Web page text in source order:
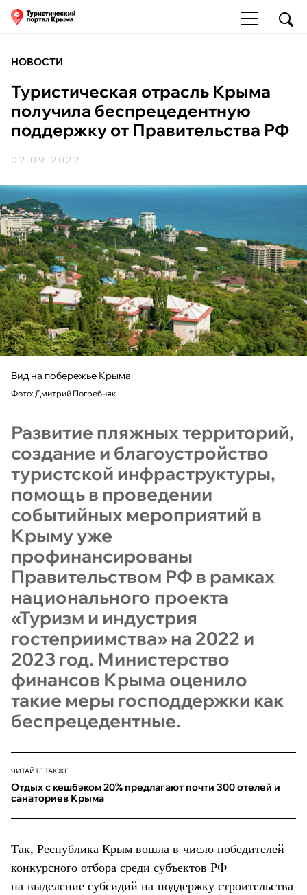
НОВОСТИ
Туристическая отрасль Крыма
получила беспрецедентную
поддержку от Правительства РФ
02.09.2022
Вид на побережье Крыма
Фото: Дмитрий Погребняк
Развитие пляжных территорий,
создание и благоустройство
туристской инфраструктуры,
помощь в проведении
событийных мероприятий в
Крыму уже
профинансированы
Правительством РФ в рамках
национального проекта
«Туризм и индустрия
гостеприимства» на 2022 и
2023 год. Министерство
финансов Крыма оценило
такие меры господдержки как
беспрецедентные.
ЧИТАЙТЕ ТАКЖЕ
Отдых с кешбэком 20% предлагают почти 300 отелей и
санаториев Крыма
Так, Республика Крым вошла в число победителей
конкурсного отбора среди субъектов РФ
на выделение субсидий на поддержку строительства